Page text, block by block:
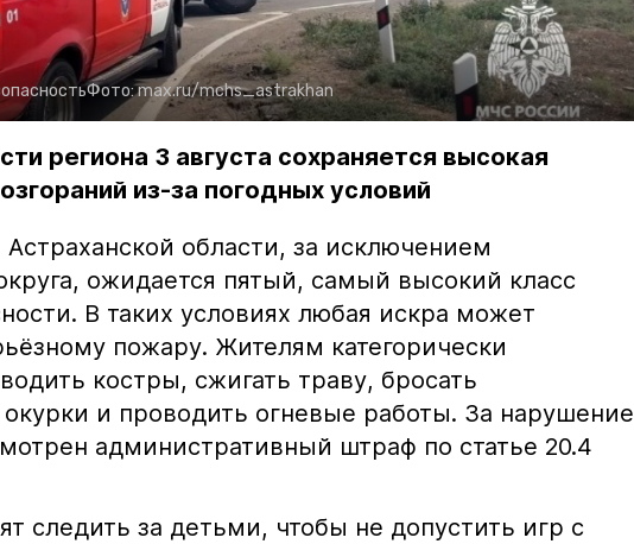
Фото:max.ru/mchs_astrakhan
региона 3 августа сохраняется высокая
из-за погодных условий
области, за исключением
ожидается пятый, самый высокий класс
В таких условиях любая искра может
пожару. Жителям категорически
костры, сжигать траву, бросать
и проводить огневые работы. За нарушение
административный штраф по статье 20.4
следить за детьми, чтобы не допустить игр с